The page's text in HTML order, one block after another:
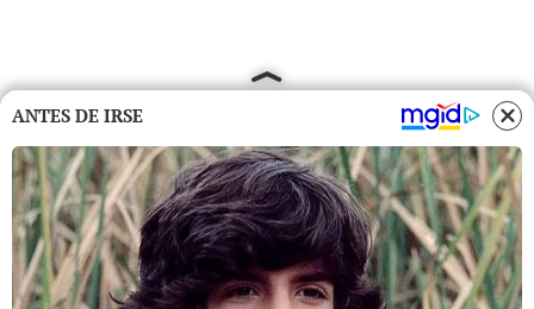
ANTES DE IRSE